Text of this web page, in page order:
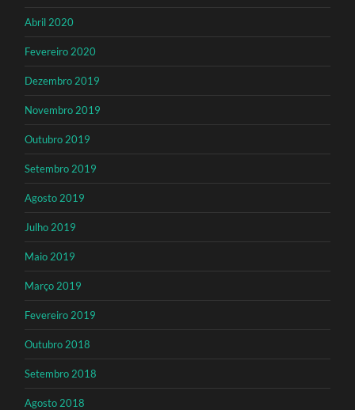
Abril 2020
Fevereiro 2020
Dezembro 2019
Novembro 2019
Outubro 2019
Setembro 2019
Agosto 2019
Julho 2019
Maio 2019
Março 2019
Fevereiro 2019
Outubro 2018
Setembro 2018
Agosto 2018